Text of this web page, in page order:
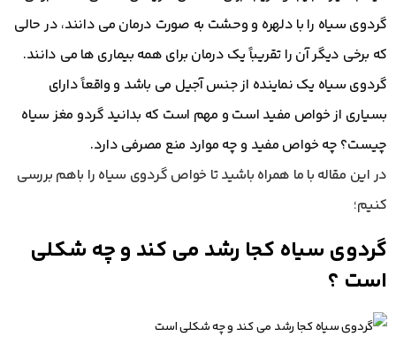
گردوی سیاه را با دلهره و وحشت به صورت درمان می دانند، در حالی
که برخی دیگر آن را تقریباً یک درمان برای همه بیماری ها می دانند.
گردوی سیاه یک نماینده از جنس آجیل می باشد و واقعاً دارای
بسیاری از خواص مفید است و مهم است که بدانید گردو مغز سیاه
چیست؟ چه خواص مفید و چه موارد منع مصرفی دارد.
در این مقاله با ما همراه باشید تا خواص گردوی سیاه را باهم بررسی
کنیم؛
گردوی سیاه کجا رشد می کند و چه شکلی
است ؟